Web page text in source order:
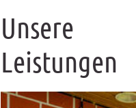
Unsere
Leistungen